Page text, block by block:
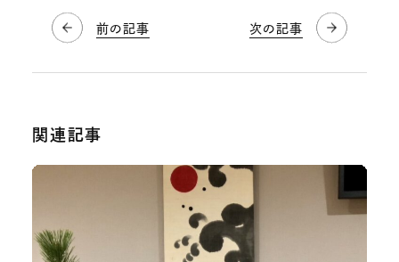
前の記事 次の記事
関連記事